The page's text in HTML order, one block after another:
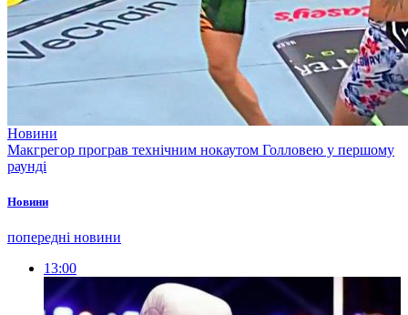
Новини
Макгрегор програв технічним нокаутом Голловею у першому
раунді
Новини
попередні новини
13:00